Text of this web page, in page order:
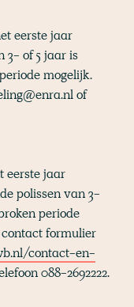
eerste jaar
3- of 5 jaar is
mogelijk.
of
eerste jaar
polissen van 3-
periode
formulier
contact-en-
088-2692222.